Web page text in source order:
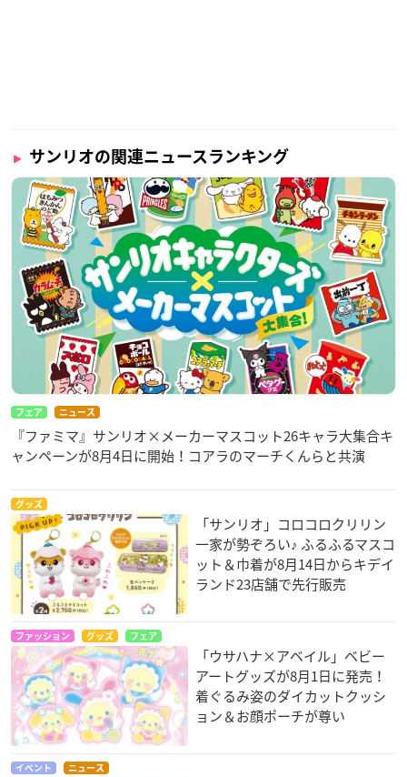
サンリオの関連ニュースランキング
フェア ニュース
『ファミマ』サンリオ×メーカーマスコット26キャラ大集合キ
ャンペーンが8月4日に開始！コアラのマーチくんらと共演
グッズ
「サンリオ」コロコロクリリン
一家が勢ぞろい♪ ふるふるマスコ
ット＆巾着が8月14日からキデイ
ランド23店舗で先行販売
ファッション グッズ フェア
「ウサハナ×アベイル」ベビー
アートグッズが8月1日に発売！
着ぐるみ姿のダイカットクッシ
ョン＆お顔ポーチが尊い
イベント ニュース